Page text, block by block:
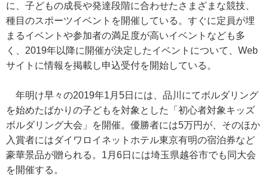
に、子どもの成長や発達段階に合わせたさまざまな競技、
種目のスポーツイベントを開催している。すぐに定員が埋
まるイベントや参加者の満足度が高いイベントなども多
く、2019年以降に開催が決定したイベントについて、Web
サイトに情報を掲載し申込受付を開始している。
年明け早々の2019年1月5日には、品川にてボルダリング
を始めたばかりの子どもを対象とした「初心者対象キッズ
ボルダリング大会」を開催。優勝者には5万円が、そのほか
入賞者にはダイワロイネットホテル東京有明の宿泊券など
豪華景品が贈られる。1月6日には埼玉県越谷市でも同大会
を開催する。